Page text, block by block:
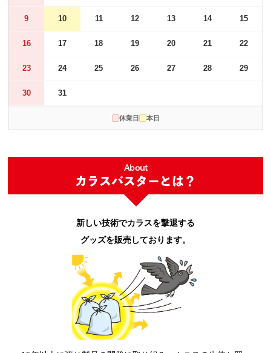
9 10 11 12 13 14 15
16 17 18 19 20 21 22
23 24 25 26 27 28 29
30 31
休業日 本日
About
カラスバスターとは？
新しい技術でカラスを撃退する
グッズを販売しております。